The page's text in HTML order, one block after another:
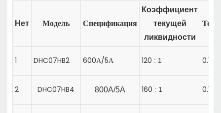
Нет Модель Спецификация
Коэффициент
текущей
ликвидности
1 DHC07HB2 600А/5А 120 : 1 0.1
2 DHC07HB4 800A/5A 160 : 1 0.1